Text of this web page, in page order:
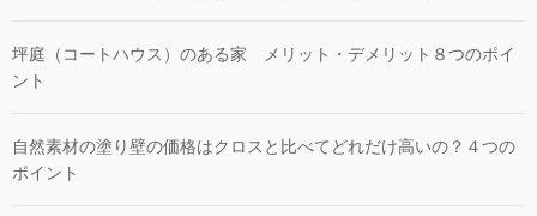
坪庭（コートハウス）のある家 メリット・デメリット８つのポイ
ント
自然素材の塗り壁の価格はクロスと比べてどれだけ高いの？４つの
ポイント